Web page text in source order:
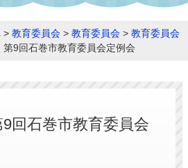
> 教育委員会 > 教育委員会 > 教育委員会
9回石巻市教育委員会定例会
回石巻市教育委員会